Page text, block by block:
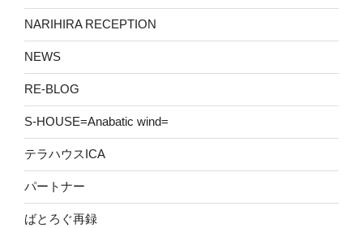
NARIHIRA RECEPTION
NEWS
RE-BLOG
S-HOUSE=Anabatic wind=
テラハウスICA
パートナー
ばとろぐ再録